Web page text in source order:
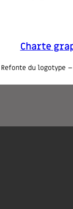
Charte
Refonte du logotype